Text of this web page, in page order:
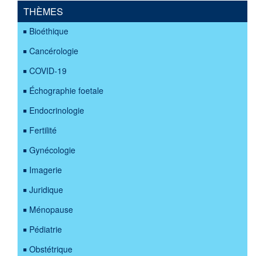
THÈMES
Bioéthique
Cancérologie
COVID-19
Échographie foetale
Endocrinologie
Fertilité
Gynécologie
Imagerie
Juridique
Ménopause
Pédiatrie
Obstétrique